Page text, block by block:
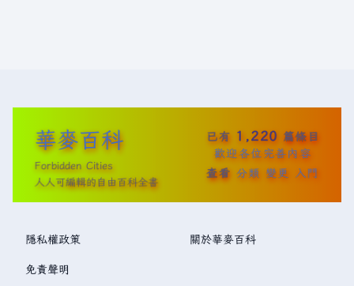
華麥百科
Forbidden Cities
人人可編輯的自由百科全書
已有 1,220 篇條目
歡迎各位完善內容
查看 分類 變更 入門
隱私權政策 關於華麥百科
免責聲明